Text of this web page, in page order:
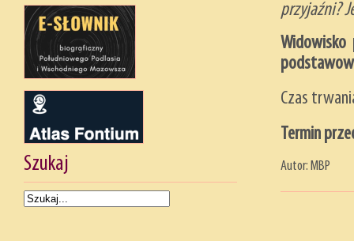
Szukaj
przyjaźni?
Widowisko
Czas
Termin
Autor: MBP